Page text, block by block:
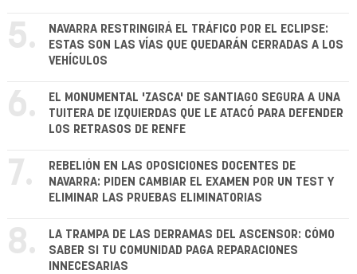
5.
NAVARRA RESTRINGIRÁ EL TRÁFICO POR EL ECLIPSE:
ESTAS SON LAS VÍAS QUE QUEDARÁN CERRADAS A LOS
VEHÍCULOS
6.
EL MONUMENTAL 'ZASCA' DE SANTIAGO SEGURA A UNA
TUITERA DE IZQUIERDAS QUE LE ATACÓ PARA DEFENDER
LOS RETRASOS DE RENFE
7.
REBELIÓN EN LAS OPOSICIONES DOCENTES DE
NAVARRA: PIDEN CAMBIAR EL EXAMEN POR UN TEST Y
ELIMINAR LAS PRUEBAS ELIMINATORIAS
8.
LA TRAMPA DE LAS DERRAMAS DEL ASCENSOR: CÓMO
SABER SI TU COMUNIDAD PAGA REPARACIONES
INNECESARIAS